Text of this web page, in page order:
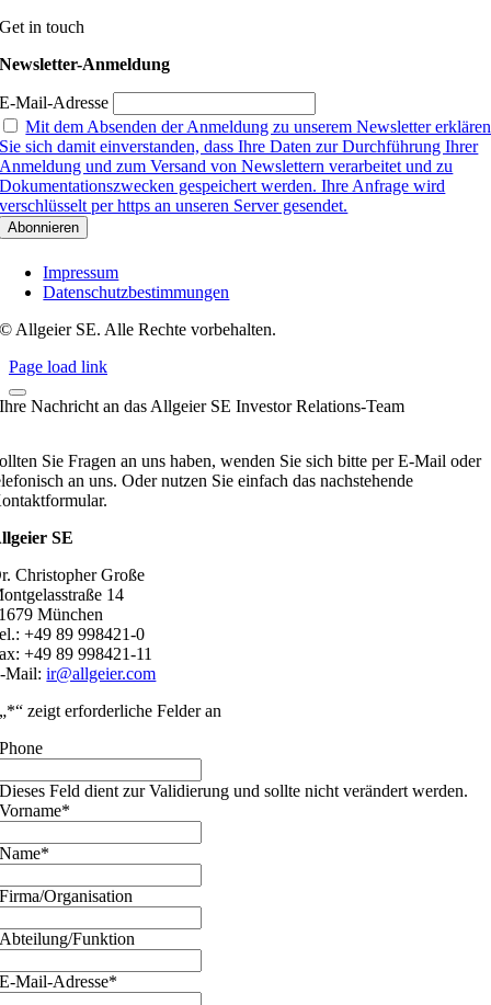
Get in touch
Newsletter-Anmeldung
E-Mail-Adresse
Mit dem Absenden der Anmeldung zu unserem Newsletter erklären
Sie sich damit einverstanden, dass Ihre Daten zur Durchführung Ihrer
Anmeldung und zum Versand von Newslettern verarbeitet und zu
Dokumentationszwecken gespeichert werden. Ihre Anfrage wird
verschlüsselt per https an unseren Server gesendet.
Impressum
Datenschutzbestimmungen
© Allgeier SE. Alle Rechte vorbehalten.
Page load link
Ihre Nachricht an das Allgeier SE Investor Relations-Team
Sie Fragen an uns haben, wenden Sie sich bitte per E-Mail oder
an uns. Oder nutzen Sie einfach das nachstehende
SE
Christopher Große
14
München
+49 89 998421-0
+49 89 998421-11
Mail:ir@allgeier.com
„*“ zeigt erforderliche Felder an
Phone
Dieses Feld dient zur Validierung und sollte nicht verändert werden.
Vorname*
Name*
Firma/Organisation
Abteilung/Funktion
E-Mail-Adresse*